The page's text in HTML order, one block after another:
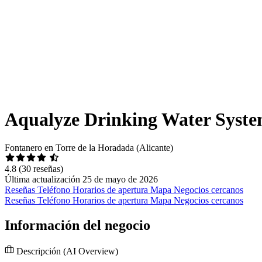
Aqualyze Drinking Water
Fontanero en Torre de la Horadada (Alicante)
4.8 (30 reseñas)
Última actualización 25 de mayo de 2026
Reseñas Teléfono Horarios de apertura Mapa Negocios cercanos
Reseñas Teléfono Horarios de apertura Mapa Negocios cercanos
Información del negocio
Descripción (AI Overview)